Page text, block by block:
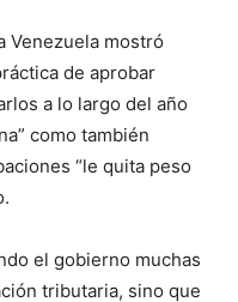
Venezuela mostró
de aprobar
a lo largo del año
como también
“le quita peso
el gobierno muchas
tributaria, sino que